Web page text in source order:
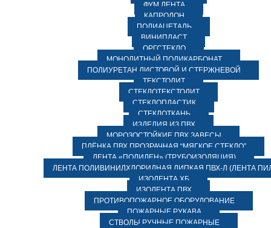
ФУМ ЛЕНТА
КАПРОЛОН
ПОЛИАЦЕТАЛЬ
ВИНИПЛАСТ
ОРГСТЕКЛО
МОНОЛИТНЫЙ ПОЛИКАРБОНАТ
ПОЛИУРЕТАН ЛИСТОВОЙ И СТЕРЖНЕВОЙ
ТЕКСТОЛИТ
СТЕКЛОТЕКСТОЛИТ
СТЕКЛОПЛАСТИК
СТЕКЛОТКАНЬ
ИЗДЕЛИЯ ИЗ ПВХ
МОРОЗОСТОЙКИЕ ПВХ ЗАВЕСЫ
ПЛЁНКА ПВХ ПРОЗРАЧНАЯ “МЯГКОЕ СТЕКЛО”
ЛЕНТА «ПОЛИЛЕН» (ТРУБОИЗОЛЯЦИЯ)
ЛЕНТА ПОЛИВИНИЛХЛОРИДНАЯ ЛИПКАЯ ПВХ-Л (ЛЕНТА
ИЗОЛЕНТА ХБ
ИЗОЛЕНТА ПВХ
ПРОТИВОПОЖАРНОЕ ОБОРУДОВАНИЕ
ПОЖАРНЫЕ РУКАВА
СТВОЛЫ РУЧНЫЕ ПОЖАРНЫЕ